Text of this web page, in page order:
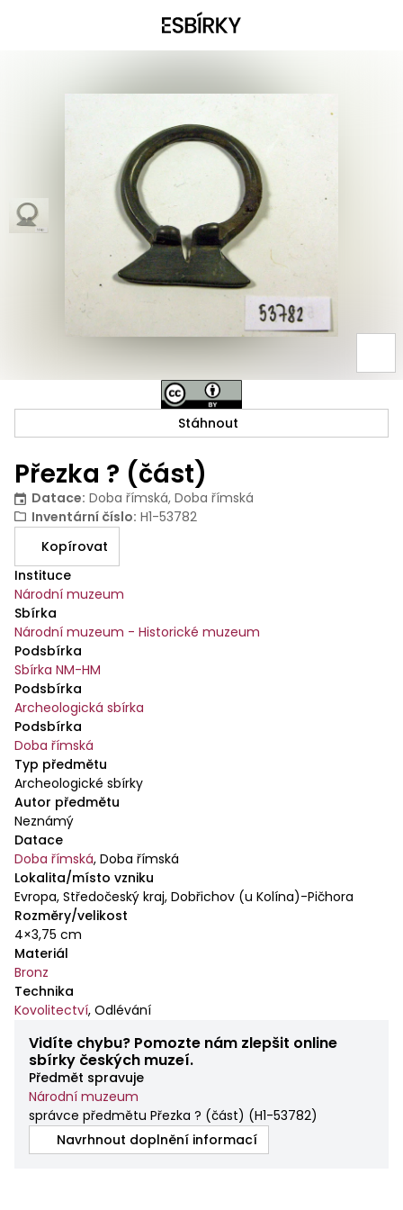
Přezka ? (část)
Datace: Doba římská, Doba římská
Inventární číslo: H1-53782
Kopírovat
Instituce
Národní muzeum
Sbírka
Národní muzeum - Historické muzeum
Podsbírka
Sbírka NM-HM
Podsbírka
Archeologická sbírka
Podsbírka
Doba římská
Typ předmětu
Archeologické sbírky
Autor předmětu
Neznámý
Datace
Doba římská, Doba římská
Lokalita/místo vzniku
Evropa, Středočeský kraj, Dobřichov (u Kolína)-Pičhora
Rozměry/velikost
4×3,75 cm
Materiál
Bronz
Technika
Kovolitectví, Odlévání
Vidíte chybu? Pomozte nám zlepšit online
sbírky českých muzeí.
Předmět spravuje
Národní muzeum
správce předmětu Přezka ? (část) (H1-53782)
Navrhnout doplnění informací
Stáhnout